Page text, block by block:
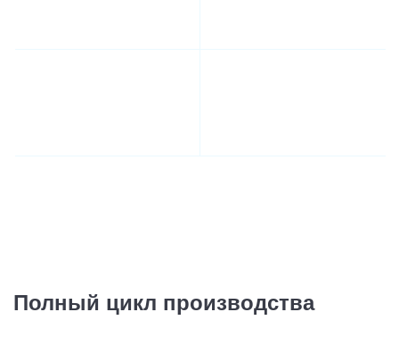
Полный цикл производства